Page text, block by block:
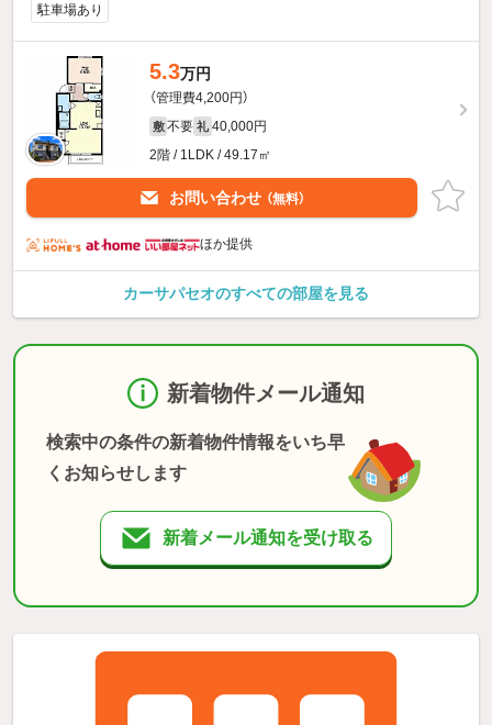
駐車場あり
5.3万円
（管理費4,200円）
敷 不要 礼 40,000円
2階 / 1LDK / 49.17㎡
お問い合わせ （無料）
ほか提供
カーサパセオのすべての部屋を見る
新着物件メール通知
検索中の条件の新着物件情報をいち早
くお知らせします
新着メール通知を受け取る